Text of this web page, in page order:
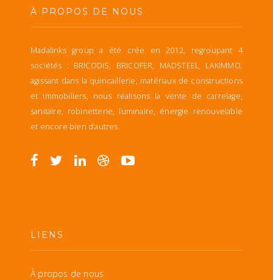
À PROPOS DE NOUS
Madalinks group a été crée en 2012, regroupant 4
sociétés : BRICODIS, BRICOFER, MADSTEEL, LAKIMMO,
agissant dans la quincaillerie, matériaux de constructions
et immobiliers, nous réalisons la vente de carrelage,
sanitaire, robinetterie, luminaire, énergie renouvelable
et encore bien d’autres.
LIENS
À propos de nous